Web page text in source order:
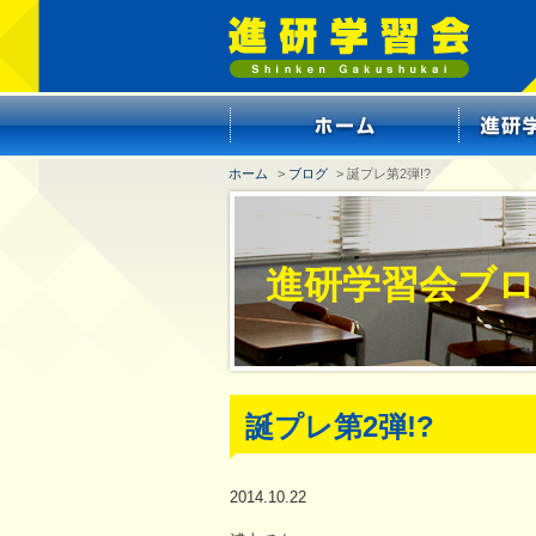
ホーム > ブログ > 誕プレ第2弾!?
進研学習会ブ
誕プレ第2弾!?
2014.10.22